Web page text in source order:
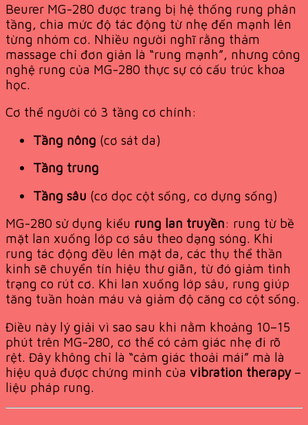
Beurer MG-280 được trang bị hệ thống rung phân
tầng, chia mức độ tác động từ nhẹ đến mạnh lên
từng nhóm cơ. Nhiều người nghĩ rằng thảm
massage chỉ đơn giản là “rung mạnh”, nhưng công
nghệ rung của MG-280 thực sự có cấu trúc khoa
học.
Cơ thể người có 3 tầng cơ chính:
Tầng nông (cơ sát da)
Tầng trung
Tầng sâu (cơ dọc cột sống, cơ dựng sống)
MG-280 sử dụng kiểu rung lan truyền: rung từ bề
mặt lan xuống lớp cơ sâu theo dạng sóng. Khi
rung tác động đều lên mặt da, các thụ thể thần
kinh sẽ chuyển tín hiệu thư giãn, từ đó giảm tình
trạng co rút cơ. Khi lan xuống lớp sâu, rung giúp
tăng tuần hoàn máu và giảm độ căng cơ cột sống.
Điều này lý giải vì sao sau khi nằm khoảng 10–15
phút trên MG-280, cơ thể có cảm giác nhẹ đi rõ
rệt. Đây không chỉ là “cảm giác thoải mái” mà là
hiệu quả được chứng minh của vibration therapy–
liệu pháp rung.